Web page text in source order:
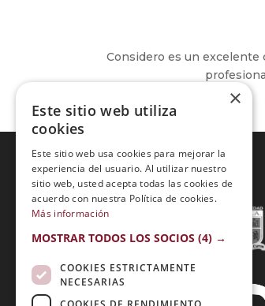
Considero es un excelente
Acreditaciones:
×
Este sitio web utiliza
cookies
Este sitio web usa cookies para mejorar la
experiencia del usuario. Al utilizar nuestro
sitio web, usted acepta todas las cookies de
acuerdo con nuestra Política de cookies.
Más información
MOSTRAR TODOS LOS SOCIOS (4) →
COOKIES ESTRICTAMENTE
NECESARIAS